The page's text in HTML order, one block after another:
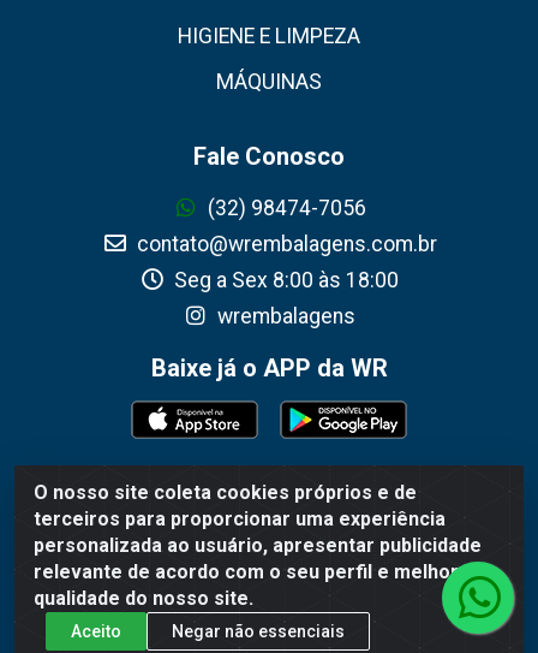
O nosso site coleta cookies próprios e de
terceiros para proporcionar uma experiência
personalizada ao usuário, apresentar publicidade
relevante de acordo com o seu perfil e melhorar a
qualidade do nosso site.
Aceito Negar não essenciais
HIGIENE E LIMPEZA
MÁQUINAS
Fale Conosco
(32) 98474-7056
contato@wrembalagens.com.br
Seg a Sex 8:00 às 18:00
wrembalagens
Baixe já o APP da WR
WR Embalagens - R. Cel. Teodoro Gomes de Araújo, 1360 -
Grogotó - Barbacena / MG - CEP 36202-628 - CNPJ
02.692.206/0001-55